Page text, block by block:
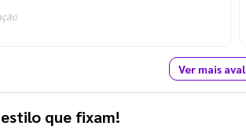
Ver mais
que fixam!